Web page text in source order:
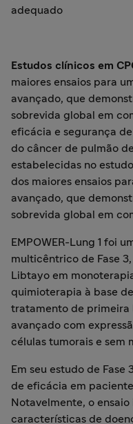
adequado
Estudos clínicos em
maiores ensaios para
avançado, que
sobrevida global em
eficácia e segurança
do câncer de pulmão
estabelecidas no
dos maiores ensaios
avançado, que
sobrevida global em
EMPOWER-Lung 1 foi
multicêntrico de Fase
Libtayo em
quimioterapia à base
tratamento de primeira
avançado com
células tumorais e sem
Em seu estudo de
de eficácia em
Notavelmente, o
características de